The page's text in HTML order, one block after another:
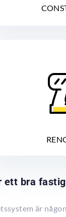
ett bra
är